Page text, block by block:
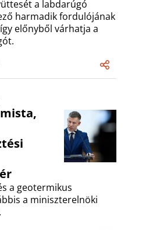
a labdarúgó
harmadik fordulójának
előnyből várhatja a
a geotermikus
a miniszterelnöki